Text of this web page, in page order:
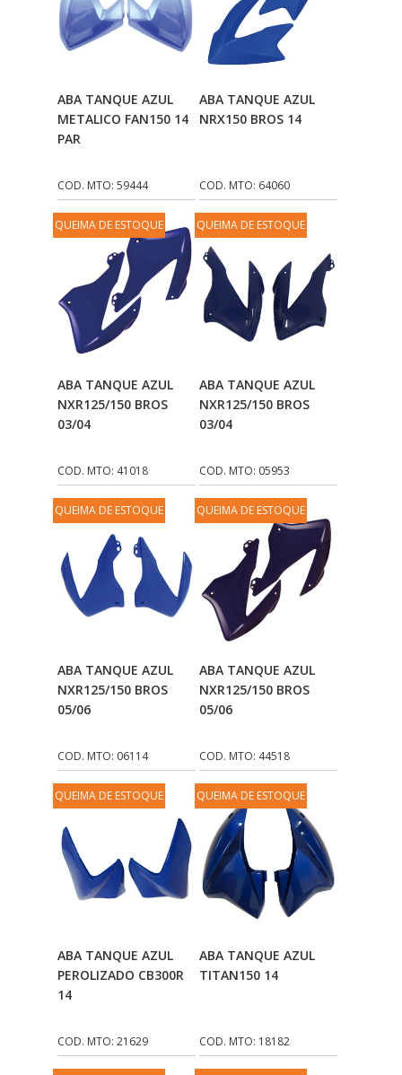
KS (104)
MAGNETRON
MGO MOLA
MOTOBOR
MR (28)
NAKATA
NDFLEX
NEXPART (17)
NGK
ORIGINAL
PARAFLU
PLASTCAR (7)
POLIVISOR (137)
POSITRON (4)
PPK (21)
PROTYRE
QUALLYMOTOS
RADNAQ
(3)
REGGIO (220)
RIFFEL (163)
RVG (6)
SPORTIVE (746)
Adicionar Ao
Carrinho
ABA TANQUE AZUL
METALICO FAN150 14
PAR
COD. MTO: 59444
Adicionar Ao
Carrinho
ABA TANQUE AZUL
NRX150 BROS 14
COD. MTO: 64060
Adicionar Ao
Carrinho
QUEIMA DE ESTOQUE
ABA TANQUE AZUL
NXR125/150 BROS
03/04
COD. MTO: 41018
Adicionar Ao
Carrinho
QUEIMA DE ESTOQUE
ABA TANQUE AZUL
NXR125/150 BROS
03/04
COD. MTO: 05953
Adicionar Ao
Carrinho
QUEIMA DE ESTOQUE
ABA TANQUE AZUL
NXR125/150 BROS
05/06
COD. MTO: 06114
Adicionar Ao
Carrinho
QUEIMA DE ESTOQUE
ABA TANQUE AZUL
NXR125/150 BROS
05/06
COD. MTO: 44518
Adicionar Ao
Carrinho
QUEIMA DE ESTOQUE
ABA TANQUE AZUL
PEROLIZADO CB300R
14
COD. MTO: 21629
Adicionar Ao
Carrinho
QUEIMA DE ESTOQUE
ABA TANQUE AZUL
TITAN150 14
COD. MTO: 18182